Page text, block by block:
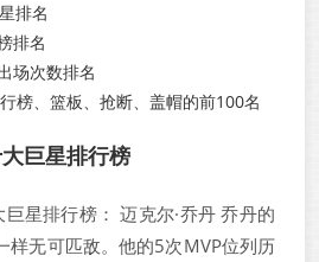
排名
排名
场次数排名
榜、篮板、抢断、盖帽的前100名
巨星排行榜
星排行榜： 迈克尔·乔丹 乔丹的
样无可匹敌。他的5次MVP位列历